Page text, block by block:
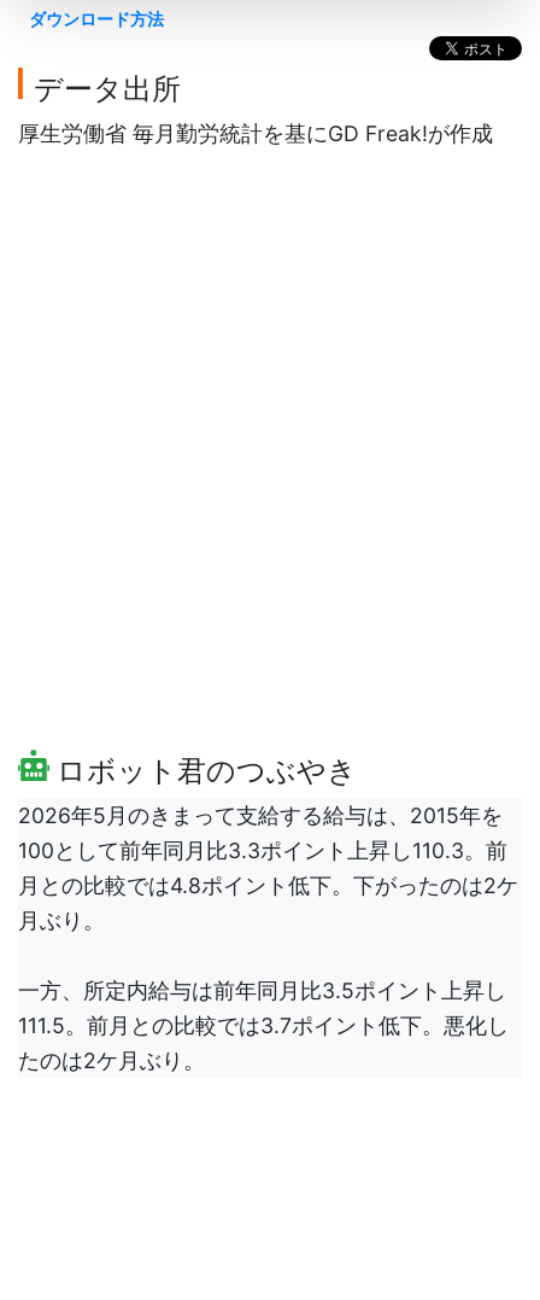
ダウンロード方法
データ出所
厚生労働省 毎月勤労統計を基にGD Freak!が作成
ロボット君のつぶやき
2026年5月のきまって支給する給与は、2015年を
100として前年同月比3.3ポイント上昇し110.3。前
月との比較では4.8ポイント低下。下がったのは2ケ
月ぶり。
一方、所定内給与は前年同月比3.5ポイント上昇し
111.5。前月との比較では3.7ポイント低下。悪化し
たのは2ケ月ぶり。